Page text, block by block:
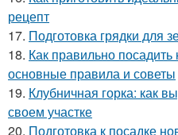
рецепт
17. Подготовка грядки для
18. Как правильно посадить
основные правила и советы
19. Клубничная горка: как
своем участке
20. Подготовка к посадке